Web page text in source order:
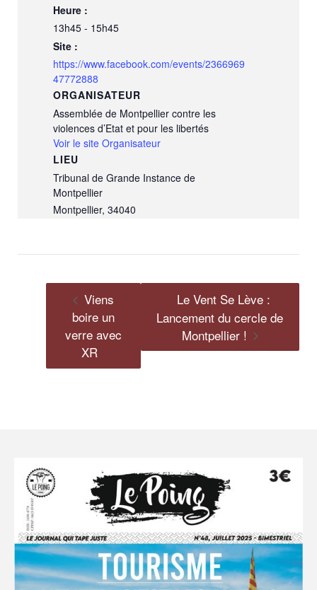
Heure :
13h45 - 15h45
Site :
https://www.facebook.com/events/2366969
47772888
LIEU
Tribunal de Grande Instance de
Montpellier
Montpellier, 34040
ORGANISATEUR
Assemblée de Montpellier contre les
violences d’Etat et pour les libertés
Voir le site Organisateur
Viens
boire un
verre avec
XR
Le Vent Se Lève :
Lancement du cercle de
Montpellier !